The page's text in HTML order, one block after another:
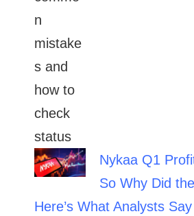
Nykaa Q1
So Why Did
Here’s What Analysts Say